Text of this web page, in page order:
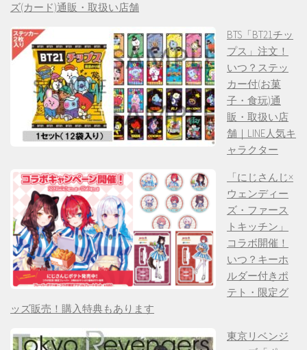
ズ(カード)通販・取扱い店舗
BTS「BT21チッ
プス」注文！
いつ？ステッ
カー付(お菓
子・食玩)通
販・取扱い店
舗｜LINE人気キ
ャラクター
「にじさんじ×
ウェンディー
ズ・ファース
トキッチン」
コラボ開催！
いつ？キーホ
ルダー付きポ
テト・限定グ
ッズ販売！購入特典もあります
東京リベンジ